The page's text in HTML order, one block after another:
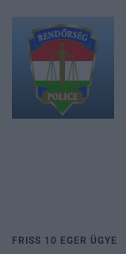
FRISS 10 EGER ÜGYE